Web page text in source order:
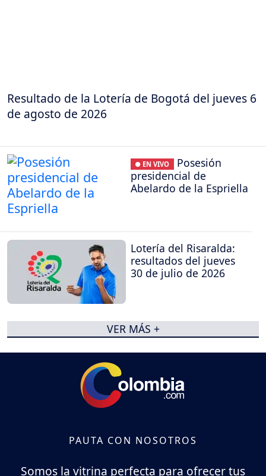
Resultado de la Lotería de Bogotá del jueves 6
de agosto de 2026
● EN VIVO
Posesión
presidencial de
Abelardo de la Espriella
Lotería del Risaralda:
resultados del jueves
30 de julio de 2026
VER MÁS +
PAUTA CON NOSOTROS
Somos la vitrina perfecta para ofrecer tus